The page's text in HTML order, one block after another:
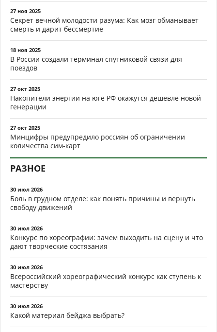
27 ноя 2025
Секрет вечной молодости разума: Как мозг обманывает
смерть и дарит бессмертие
18 ноя 2025
В России создали терминал спутниковой связи для
поездов
27 окт 2025
Накопители энергии на юге РФ окажутся дешевле новой
генерации
27 окт 2025
Минцифры предупредило россиян об ограничении
количества сим-карт
РАЗНОЕ
30 июл 2026
Боль в грудном отделе: как понять причины и вернуть
свободу движений
30 июл 2026
Конкурс по хореографии: зачем выходить на сцену и что
дают творческие состязания
30 июл 2026
Всероссийский хореографический конкурс как ступень к
мастерству
30 июл 2026
Какой материал бейджа выбрать?